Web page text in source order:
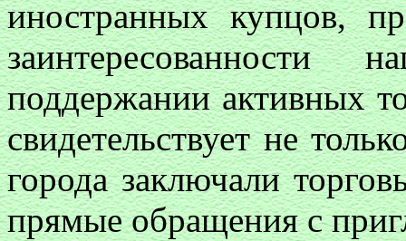
иностранных купцов,
заинтересованности
поддержании активных
свидетельствует не
города заключали
прямые обращения с